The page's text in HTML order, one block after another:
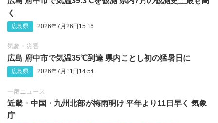
く
広島県 2026年7月26日15:16
気象・災害
広島 府中市で気温35℃到達 県内ことし初の猛暑日に
広島県 2026年7月11日14:54
一般ニュース
近畿・中国・九州北部が梅雨明け 平年より11日早く 気象
庁